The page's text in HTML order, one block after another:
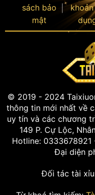
sách bảo
mật
© 2019 - 2024
thông tin mới nhất về
uy tín và các chương
149 P. Cự Lộc,
Hotline: 0333678921
Đại diện
Đối tác tài